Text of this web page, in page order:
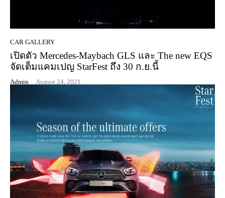
CAR GALLERY
เปิดตัว Mercedes-Maybach GLS และ The new EQS
จัดเต็มแคมเปญ StarFest ถึง 30 ก.ย.นี้
Admin - August 24, 2021